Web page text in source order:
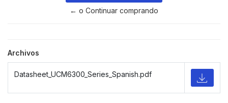
← o Continuar comprando
Archivos
Datasheet_UCM6300_Series_Spanish.pdf